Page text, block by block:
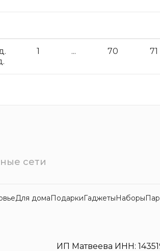
1 ... 70 71
сети
Для домаПодаркиГаджетыНаборы
ИП Матвеева ИНН: